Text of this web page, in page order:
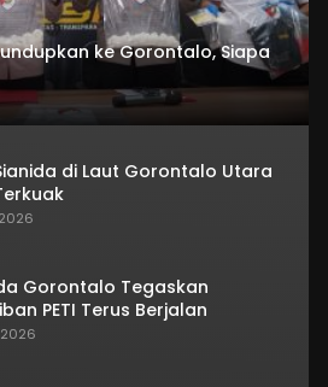
ke Gorontalo, Siapa
di Laut Gorontalo Utara
Gorontalo Tegaskan
PETI Terus Berjalan